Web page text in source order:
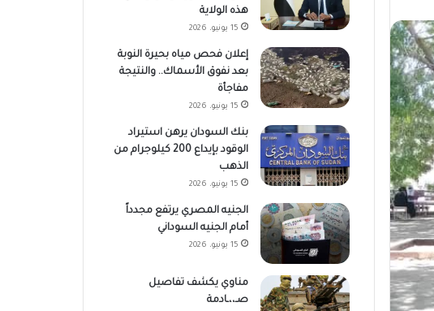
هذه الولاية
15 يونيو، 2026
إعلان فحص مياه بحيرة النوبة
بعد نفوق الأسماك.. والنتيجة
مفاجأة
15 يونيو، 2026
بنك السودان يرهن استيراد
الوقود بإيداع 200 كيلوجرام من
الذهب
15 يونيو، 2026
الجنيه المصري يرتفع مجدداً
أمام الجنيه السوداني
15 يونيو، 2026
مناوي يكشف تفاصيل
صـ،،ـادمة